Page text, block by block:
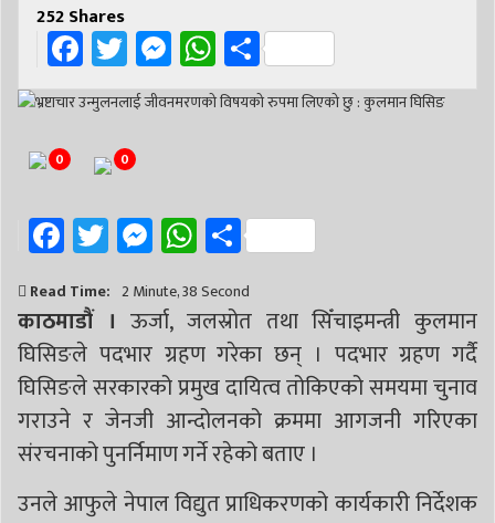
252Shares
Facebook
Twitter
Messenger
WhatsApp
Share
0 0
Facebook
Twitter
Messenger
WhatsApp
Share
Read Time: 2 Minute, 38 Second
काठमाडौं । ऊर्जा, जलस्रोत तथा सिँचाइमन्त्री कुलमान
घिसिङले पदभार ग्रहण गरेका छन् । पदभार ग्रहण गर्दै
घिसिङले सरकारको प्रमुख दायित्व तोकिएको समयमा चुनाव
गराउने र जेनजी आन्दोलनको क्रममा आगजनी गरिएका
संरचनाको पुनर्निमाण गर्ने रहेको बताए ।
उनले आफुले नेपाल विद्युत प्राधिकरणको कार्यकारी निर्देशक